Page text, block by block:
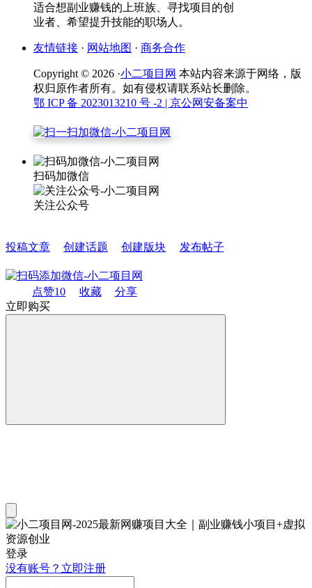
适合想副业赚钱的上班族、寻找项目的创
业者、希望提升技能的职场人。
友情链接 · 网站地图 · 商务合作
Copyright © 2026 ·小二项目网 本站内容来源于网络，版
权归原作者所有。如有侵权请联系站长删除。
鄂 ICP 备 2023013210 号 -2 | 京公网安备案中
扫码加微信
关注公众号
投稿文章 创建话题 创建版块 发布帖子
点赞10 收藏
分享
立即购买
登录
没有账号？立即注册